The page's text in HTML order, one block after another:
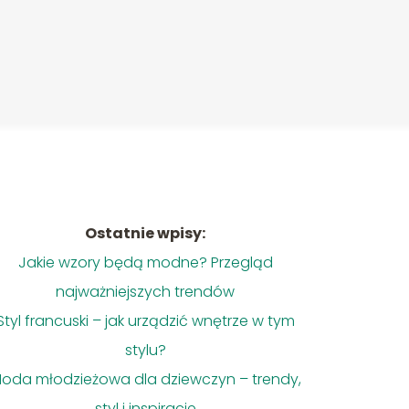
Ostatnie wpisy:
Jakie wzory będą modne? Przegląd
najważniejszych trendów
francuski – jak urządzić wnętrze w tym
stylu?
młodzieżowa dla dziewczyn – trendy,